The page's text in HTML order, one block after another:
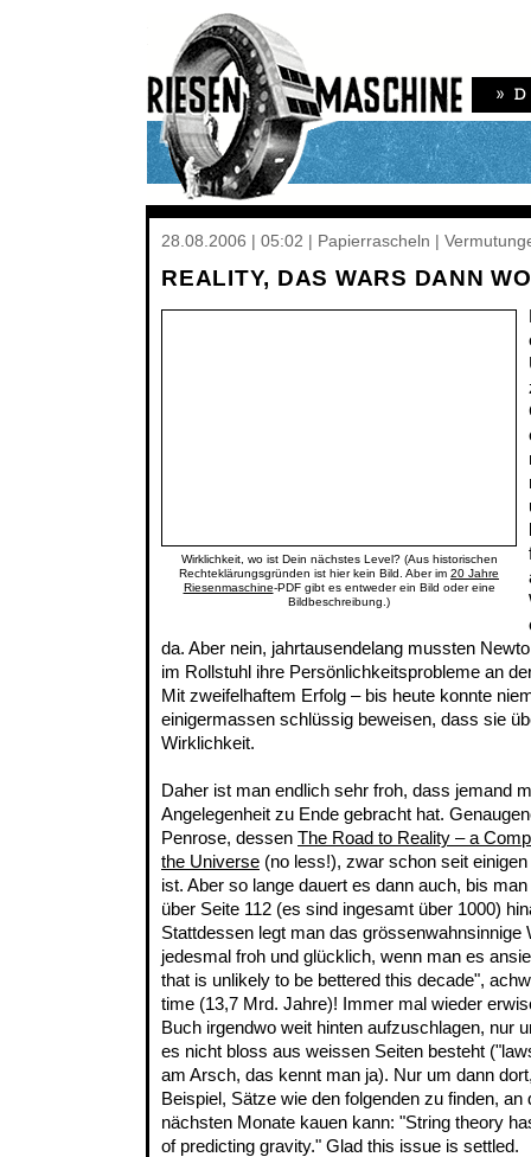
28.08.2006 | 05:02 | Papierrascheln |
REALITY, DAS WARS DANN
Wirklichkeit, wo ist Dein nächstes Level? (Aus historischen
Rechteklärungsgründen ist hier kein Bild. Aber im 20 Jahre
Riesenmaschine-PDF gibt es entweder ein Bild oder eine
Bildbeschreibung.)
da. Aber nein, jahrtausendelang mussten
im Rollstuhl ihre Persönlichkeitsprobleme an
Mit zweifelhaftem Erfolg – bis heute konnte
einigermassen schlüssig beweisen, dass sie
Wirklichkeit.
Daher ist man endlich sehr froh, dass jemand
Angelegenheit zu Ende gebracht hat.
Penrose, dessen The Road to Reality – a
the Universe (no less!), zwar schon seit
ist. Aber so lange dauert es dann auch, bis
über Seite 112 (es sind ingesamt über 1000)
Stattdessen legt man das grössenwahnsinnige
jedesmal froh und glücklich, wenn man es
that is unlikely to be bettered this decade",
time (13,7 Mrd. Jahre)! Immer mal wieder
Buch irgendwo weit hinten aufzuschlagen, nur
es nicht bloss aus weissen Seiten besteht
am Arsch, das kennt man ja). Nur um dann
Beispiel, Sätze wie den folgenden zu finden, an
nächsten Monate kauen kann: "String theory
of predicting gravity." Glad this issue is settled.